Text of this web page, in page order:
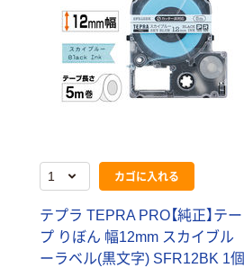
カゴに入れる
テプラ TEPRA PRO【純正】テー
プ りぼん 幅12mm スカイブル
ーラベル(黒文字) SFR12BK 1個